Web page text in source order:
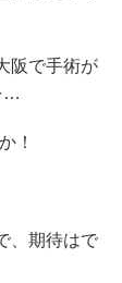
阪で手術が
…
！
、期待はで